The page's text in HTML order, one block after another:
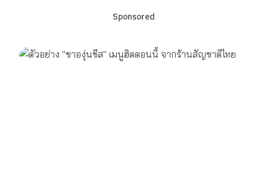
Sponsored